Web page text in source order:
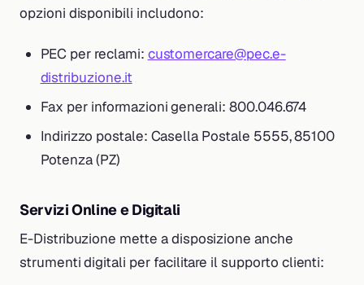
opzioni disponibili includono:
PEC per reclami: customercare@pec.e-
distribuzione.it
Fax per informazioni generali: 800.046.674
Indirizzo postale: Casella Postale 5555, 85100
Potenza (PZ)
Servizi Online e Digitali
E-Distribuzione mette a disposizione anche
strumenti digitali per facilitare il supporto clienti: